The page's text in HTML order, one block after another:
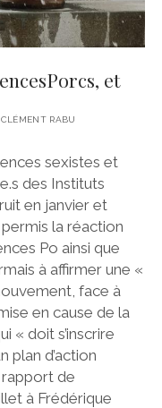
et
RABU
sexistes et
des Instituts
en janvier et
la réaction
Po ainsi que
à affirmer une «
face à
en cause de la
« doit s’inscrire
plan d’action
de
à Frédérique